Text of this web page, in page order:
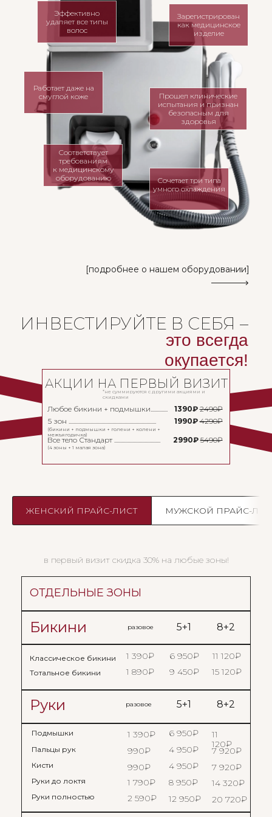
Сочетает три типа
умного охлаждения
Прошел клинические
испытания и признан
безопасным для
здоровья
Эффективно
удаляет все типы
волос
Работает даже на
смуглой коже
Соответствует
требованиям
к медицинскому
оборудованию
Зарегистрирован
как медицинское
изделие
[подробнее о нашем оборудовании]
ИНВЕСТИРУЙТЕ В СЕБЯ –
это всегда
окупается!
АКЦИИ НА ПЕРВЫЙ ВИЗИТ
*не суммируются с другими акциями и
скидками
Любое бикини + подмышки..............
5 зон ........................................................................
(бикини + подмышки + голени + колени +
межъягодичка)
Все тело Стандарт ......................................
(4 зоны + 1 малая зона)
1390₽ 2490₽
1990₽ 4290₽
2990₽ 5490₽
ЖЕНСКИЙ ПРАЙС-ЛИСТ МУЖСКОЙ ПРАЙС-
ОТДЕЛЬНЫЕ ЗОНЫ
Бикини
Руки
разовое
разовое
5+1
5+1
8+2
8+2
Классическое бикини
Тотальное бикини
1 390₽
1 890₽
6 950₽
9 450₽
11 120₽
15 120₽
Подмышки
Кисти
Пальцы рук
Руки до локтя
Руки полностью
1 390₽
990₽
990₽
1 790₽
2 590₽
6 950₽
4 950₽
4 950₽
8 950₽
12 950₽
11
120₽
7 920₽
7 920₽
14 320₽
20 720₽
в первый визит скидка 30% на любые зоны!